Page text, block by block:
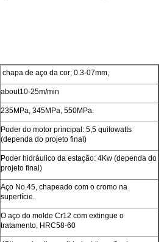
chapa de aço da cor; 0.3-07mm,
about10-25m/min
235MPa, 345MPa, 550MPa.
Poder do motor principal: 5,5 quilowatts
(dependa do projeto final)
Poder hidráulico da estação: 4Kw (dependa do
projeto final)
Aço No.45, chapeado com o cromo na
superfície.
O aço do molde Cr12 com extingue o
tratamento, HRC58-60